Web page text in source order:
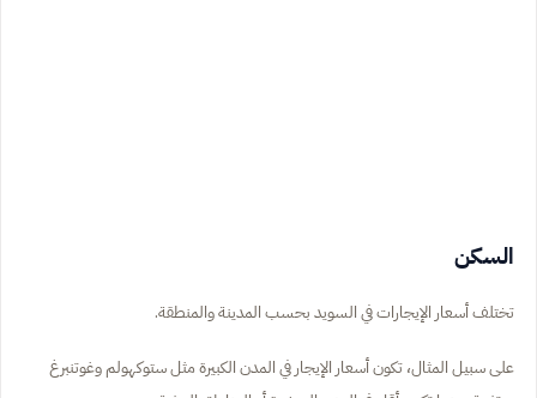
السكن
تختلف أسعار الإيجارات في السويد بحسب المدينة والمنطقة.
على سبيل المثال، تكون أسعار الإيجار في المدن الكبيرة مثل ستوكهولم وغوتنبرغ